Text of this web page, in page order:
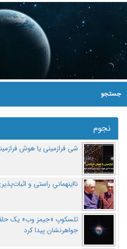
جستجو
نجوم
شی فرازمینی یا هوش
نااینهمانیِ راستی و
تلسکوپ «جیمز وب» یک
جواهرنشان پیدا کرد